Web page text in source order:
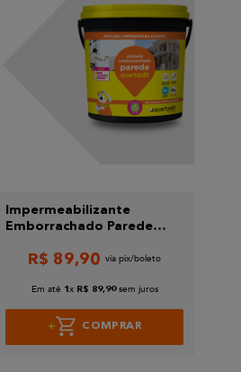
Impermeabilizante
Emborrachado Parede
R$ 89,90
Em até 1 x R$ 89,90 sem juros
COMPRAR